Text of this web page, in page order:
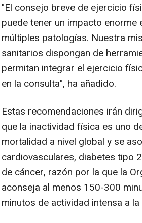
"El consejo breve de ejercicio
puede tener un impacto
múltiples patologías. Nuestra
sanitarios dispongan de
permitan integrar el ejercicio
en la consulta", ha añadido.
Estas recomendaciones irán
que la inactividad física es uno
mortalidad a nivel global y se
cardiovasculares, diabetes tipo
de cáncer, razón por la que la
aconseja al menos 150-300
minutos de actividad intensa a